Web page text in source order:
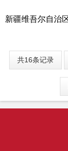
共16条记录